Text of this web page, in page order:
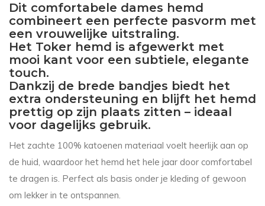
Dit comfortabele dames hemd
combineert een perfecte pasvorm met
een vrouwelijke uitstraling.
Het Toker hemd is afgewerkt met
mooi kant voor een subtiele, elegante
touch.
Dankzij de brede bandjes biedt het
extra ondersteuning en blijft het hemd
prettig op zijn plaats zitten – ideaal
voor dagelijks gebruik.
Het zachte 100% katoenen materiaal voelt heerlijk aan op
de huid, waardoor het hemd het hele jaar door comfortabel
te dragen is. Perfect als basis onder je kleding of gewoon
om lekker in te ontspannen.